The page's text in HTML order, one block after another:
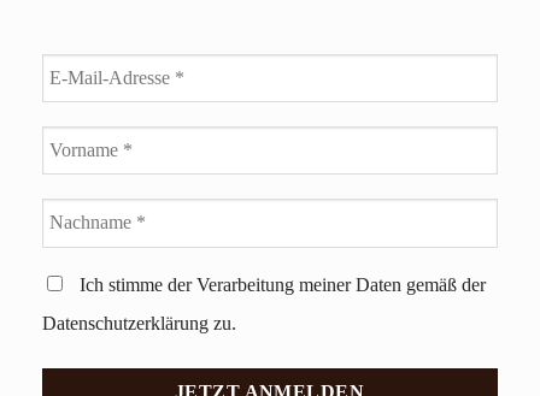
Ich stimme der Verarbeitung meiner Daten gemäß der
Datenschutzerklärung zu.